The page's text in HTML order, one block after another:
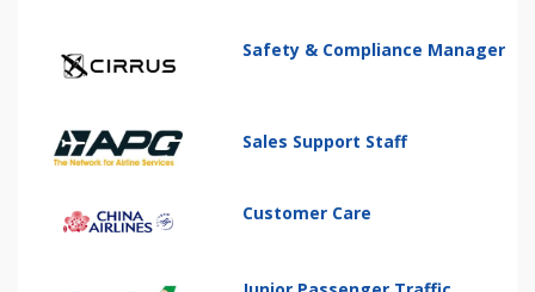
Safety & Compliance Manager
Sales Support Staff
Customer Care